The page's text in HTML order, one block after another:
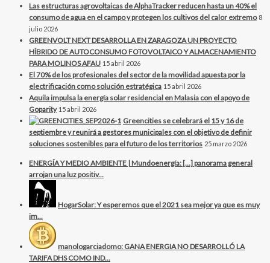
Las estructuras agrovoltaicas de AlphaTracker reducen hasta un 40% el
consumo de agua en el campo y protegen los cultivos del calor extremo 8
julio 2026
GREENVOLT NEXT DESARROLLA EN ZARAGOZA UN PROYECTO
HÍBRIDO DE AUTOCONSUMO FOTOVOLTAICO Y ALMACENAMIENTO
PARA MOLINOS AFAU 15 abril 2026
El 70% de los profesionales del sector de la movilidad apuesta por la
electrificación como solución estratégica 15 abril 2026
Aquila impulsa la energía solar residencial en Malasia con el apoyo de
Goparity 15 abril 2026
Greencities se celebrará el 15 y 16 de
septiembre y reunirá a gestores municipales con el objetivo de definir
soluciones sostenibles para el futuro de los territorios 25 marzo 2026
ENERGÍA Y MEDIO AMBIENTE | Mundoenergía: […] panorama general
arrojan una luz positiv...
HogarSolar: Y esperemos que el 2021 sea mejor ya que es muy
im...
manologarciadomo: GANA ENERGIA NO DESARROLLÓ LA
TARIFA DHS COMO IND...